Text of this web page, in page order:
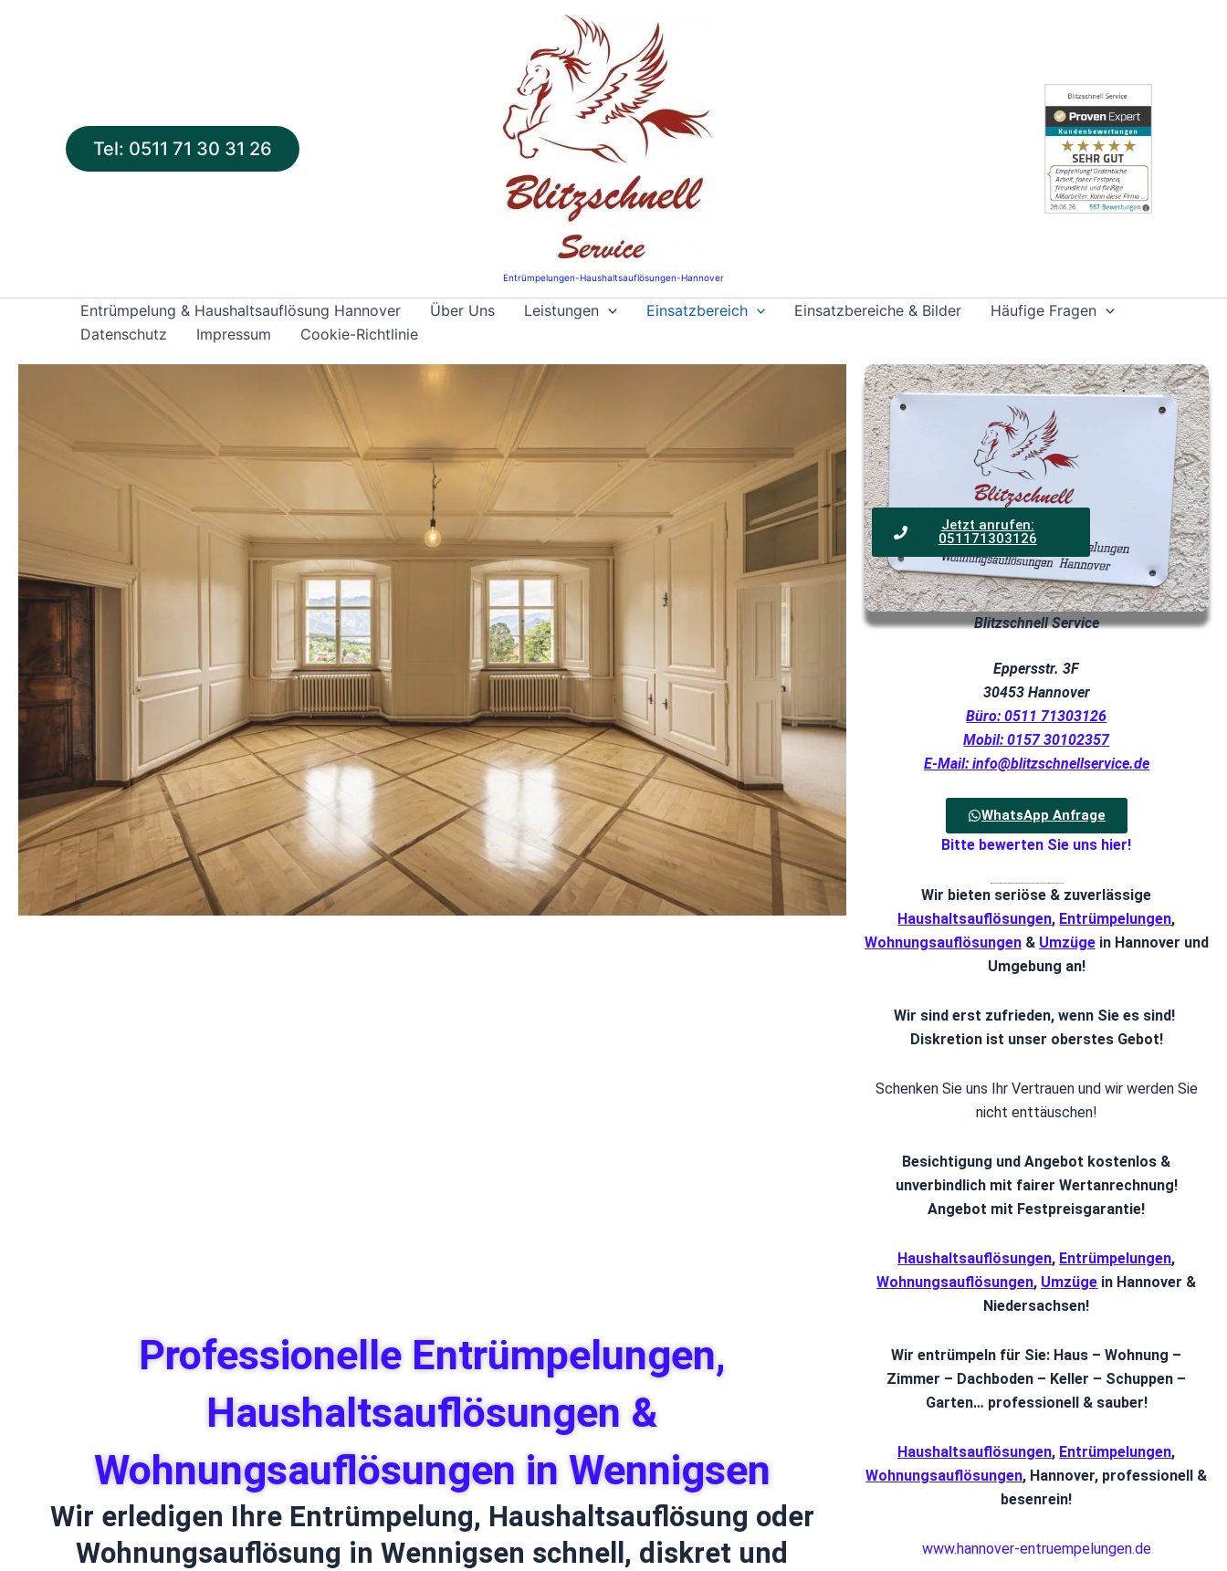
Tel: 0511 71 30 31 26
Entrümpelungen-Haushaltsauflösungen-Hannover
Entrümpelung & Haushaltsauflösung Hannover Über Uns Leistungen Einsatzbereich Einsatzbereiche & Bilder
Häufige Fragen
Datenschutz
Impressum Cookie-Richtlinie
Jetzt anrufen:
051171303126
Professionelle Entrümpelungen,
Haushaltsauflösungen &
Wohnungsauflösungen in Wennigsen
Wir erledigen Ihre Entrümpelung, Haushaltsauflösung oder
Wohnungsauflösung in Wennigsen schnell, diskret und
Blitzschnell Service
Eppersstr. 3F
30453 Hannover
Büro: 0511 71303126
Mobil: 0157 30102357
E-Mail: info@blitzschnellservice.de
WhatsApp Anfrage
Bitte bewerten Sie uns hier!
Wir bieten seriöse & zuverlässige
Haushaltsauflösungen, Entrümpelungen,
Wohnungsauflösungen& Umzügein Hannover und
Umgebung an!
Wir sind erst zufrieden, wenn Sie es sind!
Diskretion ist unser oberstes Gebot!
Schenken Sie uns Ihr Vertrauen und wir werden Sie
nicht enttäuschen!
Besichtigung und Angebot kostenlos &
unverbindlich mit fairer Wertanrechnung!
Angebot mit Festpreisgarantie!
Haushaltsauflösungen, Entrümpelungen,
Wohnungsauflösungen, Umzüge in Hannover &
Niedersachsen!
Wir entrümpeln für Sie: Haus – Wohnung –
Zimmer – Dachboden – Keller – Schuppen –
Garten… professionell & sauber!
Haushaltsauflösungen, Entrümpelungen,
Wohnungsauflösungen, Hannover, professionell &
besenrein!
www.hannover-entruempelungen.de